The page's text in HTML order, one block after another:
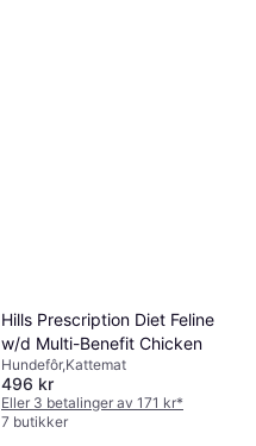
Hills Prescription Diet Feline
w/d Multi-Benefit Chicken
Hundefôr,Kattemat
496 kr
Eller 3 betalinger av 171 kr*
7 butikker